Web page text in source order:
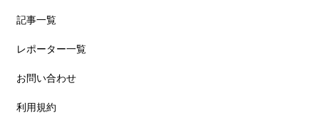
記事一覧
レポーター一覧
お問い合わせ
利用規約